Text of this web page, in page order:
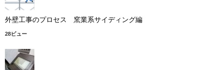
外壁工事のプロセス 窯業系サイディング編
28ビュー